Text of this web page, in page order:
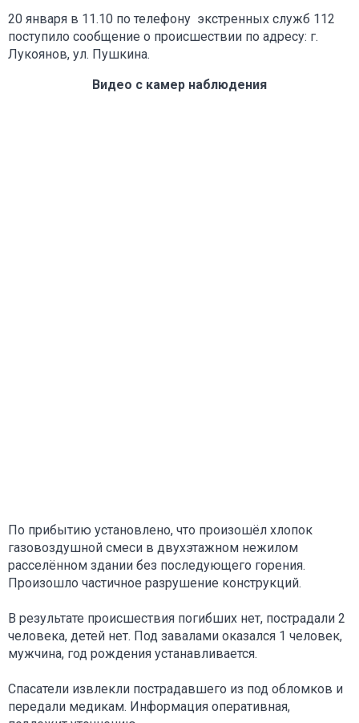
20 января в 11.10 по телефону экстренных служб 112
поступило сообщение о происшествии по адресу: г.
Лукоянов, ул. Пушкина.
Видео с камер наблюдения
По прибытию установлено, что произошёл хлопок
газовоздушной смеси в двухэтажном нежилом
расселённом здании без последующего горения.
Произошло частичное разрушение конструкций.
В результате происшествия погибших нет, пострадали 2
человека, детей нет. Под завалами оказался 1 человек,
мужчина, год рождения устанавливается.
Спасатели извлекли пострадавшего из под обломков и
передали медикам. Информация оперативная,